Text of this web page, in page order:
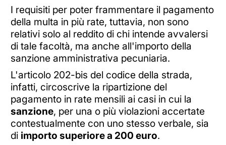
I requisiti per poter frammentare il pagamento
della multa in più rate, tuttavia, non sono
relativi solo al reddito di chi intende avvalersi
di tale facoltà, ma anche all'importo della
sanzione amministrativa pecuniaria.
L'articolo 202-bis del codice della strada,
infatti, circoscrive la ripartizione del
pagamento in rate mensili ai casi in cui la
sanzione, per una o più violazioni accertate
contestualmente con uno stesso verbale, sia
di importo superiore a 200 euro.